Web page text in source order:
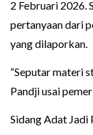
2 Februari 2026.
pertanyaan dari
yang dilaporkan.
“Seputar materi
Pandji usai
Sidang Adat